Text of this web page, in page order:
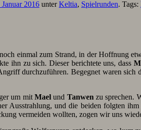
Januar 2016 unterKeltia, Spielrunden. Tags:
einmal zum Strand, in der Hoffnung
ihn zu sich. Dieser berichtete uns, dass
durchzuführen. Begegnet waren
um mit Maelund Tanwen zu sprechen.
Ausstrahlung, und die beiden folgten
vermeiden wollten, zogen wir uns